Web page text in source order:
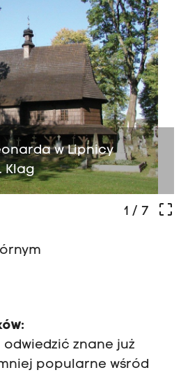
w Lipnicy
Klag
crop_free
1 / 7
znane już
popularne wśród